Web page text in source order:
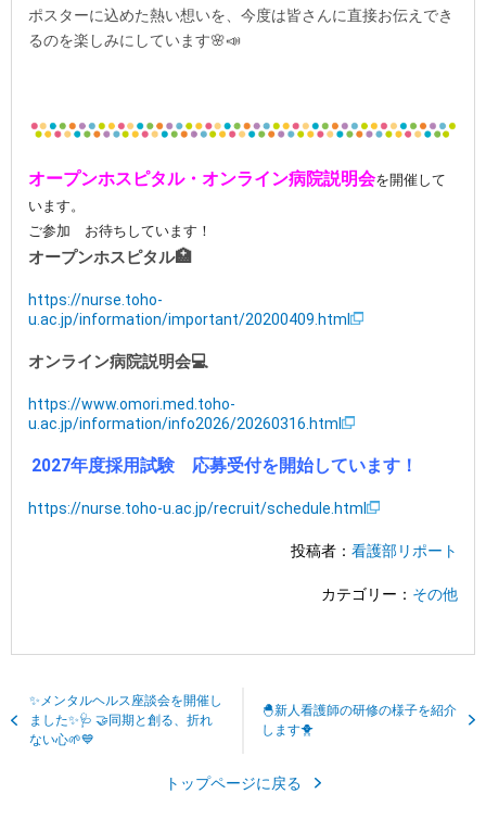
ポスターに込めた熱い想いを、今度は皆さんに直接お伝えでき
るのを楽しみにしています🌸📣
オープンホスピタル・オンライン病院説明会を開催して
います。
ご参加 お待ちしています！
オープンホスピタル🏥
https://nurse.toho-
u.ac.jp/information/important/20200409.html
オンライン病院説明会💻
https://www.omori.med.toho-
u.ac.jp/information/info2026/20260316.html
2027年度採用試験 応募受付を開始しています！
https://nurse.toho-u.ac.jp/recruit/schedule.html
投稿者： 看護部リポート
カテゴリー： その他
✨メンタルヘルス座談会を開催し
ました✨🩺 🤝同期と創る、折れ
ない心🌱💙
🐣新人看護師の研修の様子を紹介
します🐥
トップページに戻る